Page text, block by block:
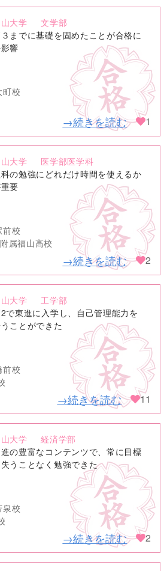
大学
文学部
までに基礎を固めたことが合格に
響
町校
→続きを読む 1
大学
医学部医学科
の勉強にどれだけ時間を使えるか
要
前校
属福山高校
→続きを読む 2
大学
工学部
で東進に入学し、自己管理能力を
ことができた
前校
→続きを読む 11
大学
経済学部
の豊富なコンテンツで、常に目標
うことなく勉強できた
泉校
→続きを読む 2